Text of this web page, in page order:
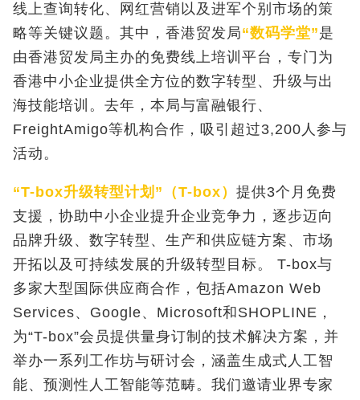
线上查询转化、网红营销以及进军个别市场的策
略等关键议题。其中，香港贸发局“数码学堂”是
由香港贸发局主办的免费线上培训平台，专门为
香港中小企业提供全方位的数字转型、升级与出
海技能培训。去年，本局与富融银行、
FreightAmigo等机构合作，吸引超过3,200人参与
活动。
“T-box升级转型计划”（T-box） 提供3个月免费
支援，协助中小企业提升企业竞争力，逐步迈向
品牌升级、数字转型、生产和供应链方案、市场
开拓以及可持续发展的升级转型目标。 T-box与
多家大型国际供应商合作，包括Amazon Web
Services、Google、Microsoft和SHOPLINE，
为“T-box”会员提供量身订制的技术解决方案，并
举办一系列工作坊与研讨会，涵盖生成式人工智
能、预测性人工智能等范畴。我们邀请业界专家